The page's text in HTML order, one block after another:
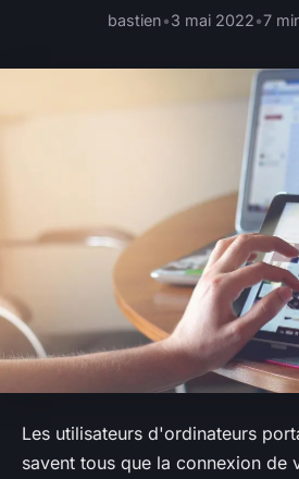
bastien•3 mai 2022•7
Les utilisateurs d'ordinateurs
savent tous que la connexion de